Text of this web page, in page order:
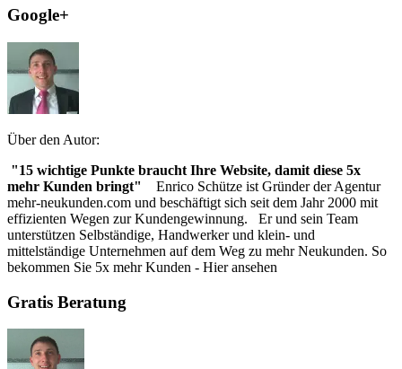
Google+
Über den Autor:
"15 wichtige Punkte braucht Ihre Website, damit diese 5x
mehr Kunden bringt"
Enrico Schütze ist Gründer der Agentur
mehr-neukunden.com und beschäftigt sich seit dem Jahr 2000 mit
effizienten Wegen zur Kundengewinnung. Er und sein Team
unterstützen Selbständige, Handwerker und klein- und
mittelständige Unternehmen auf dem Weg zu mehr Neukunden. So
bekommen Sie 5x mehr Kunden - Hier ansehen
Gratis Beratung